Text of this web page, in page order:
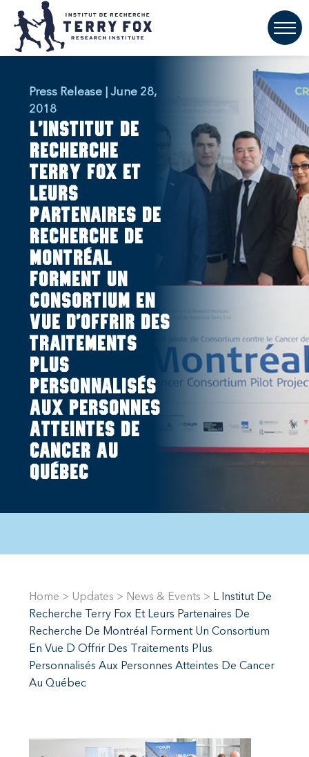
Press Release | June 28,
2018
L’Institut de
recherche
Terry Fox et
leurs
partenaires de
recherche de
Montréal
forment un
consortium en
vue d’offrir des
traitements
plus
personnalisés
aux personnes
atteintes de
cancer au
Québec
Home > Updates > News & Events > L Institut De
Recherche Terry Fox Et Leurs Partenaires De
Recherche De Montréal Forment Un Consortium
En Vue D Offrir Des Traitements Plus
Personnalisés Aux Personnes Atteintes De Cancer
Au Québec